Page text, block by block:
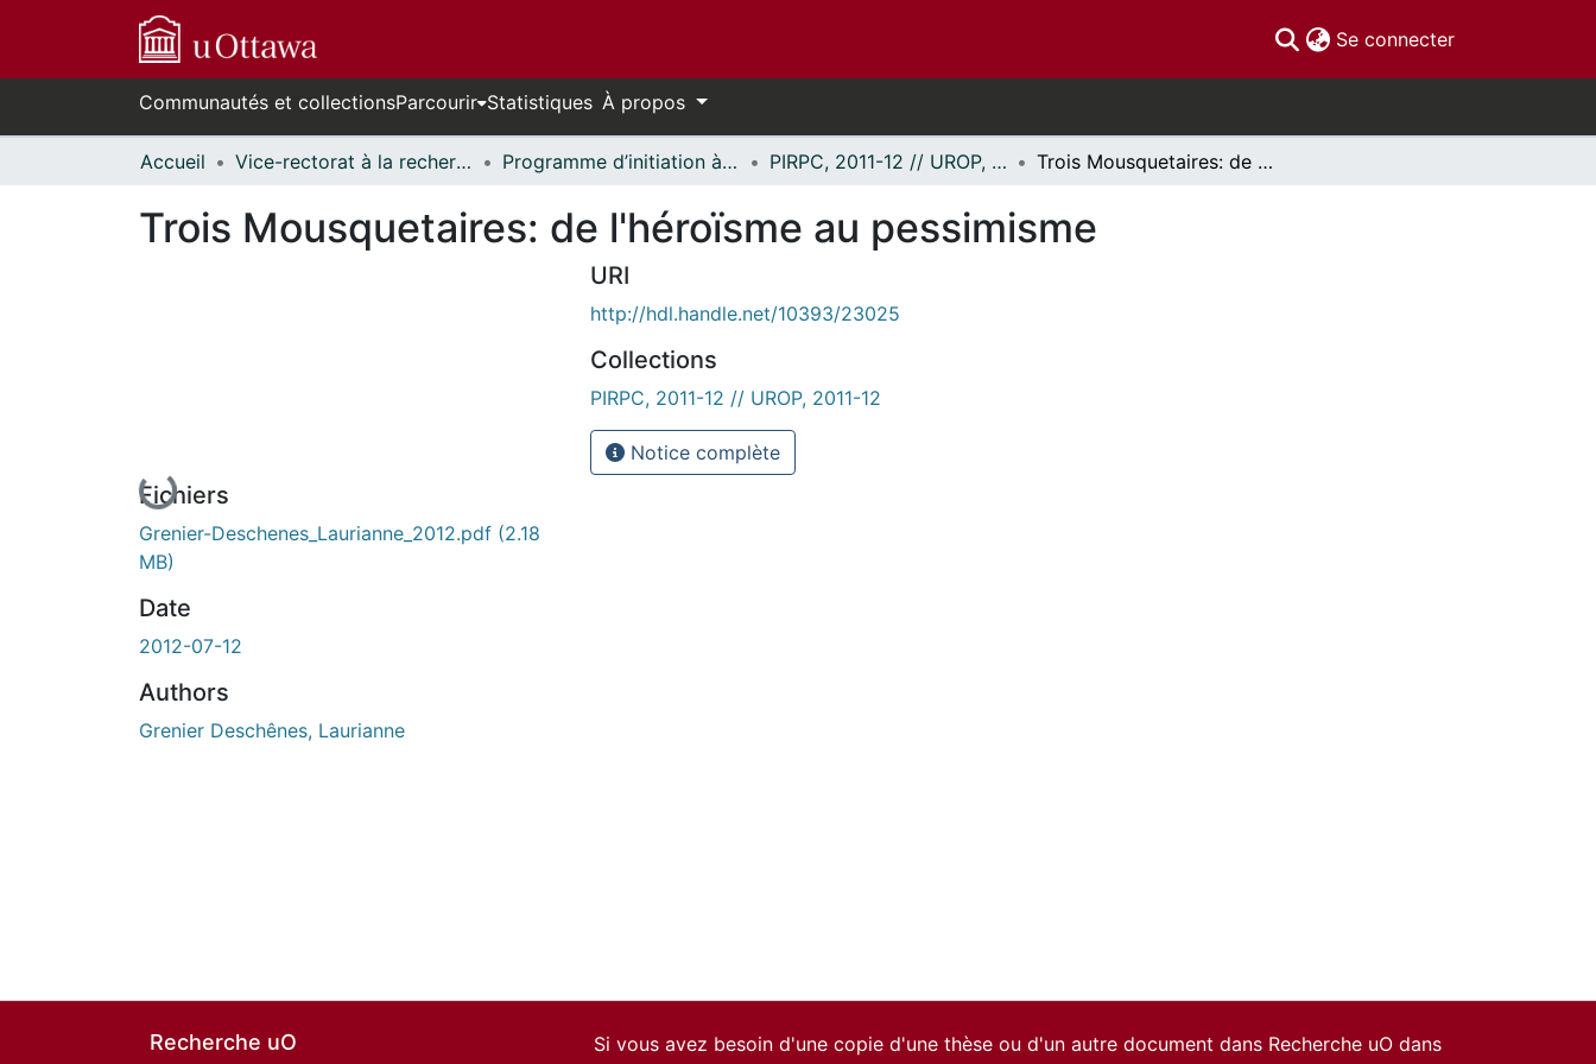
Se connecter(current)
Communautés et collectionsParcourir Statistiques À propos
Accueil Vice-rectorat à la recherche // Office of the V-P, Research Programme d’initiation à la recherche au premier cycle (PIRPC) // Undergraduate Research Opportunity Program (UROP) PIRPC, 2011-12 // UROP, 2011-12 Trois Mousquetaires: de l'héroïsme au pessimisme
Trois Mousquetaires: de l'héroïsme au pessimisme
En cours de chargement...
Fichiers
Grenier-Deschenes_Laurianne_2012.pdf (2.18
MB)
Date
2012-07-12
Authors
Grenier Deschênes, Laurianne
URI
http://hdl.handle.net/10393/23025
Collections
PIRPC, 2011-12 // UROP, 2011-12
Notice complète
Recherche uO
Si vous avez besoin d'une copie d'une thèse ou d'un autre document dans Recherche uO dans